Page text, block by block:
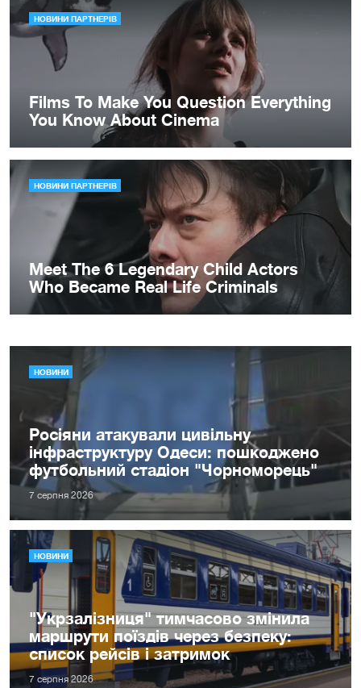
НОВИНИ
Росіяни атакували цивільну
інфраструктуру Одеси: пошкоджено
футбольний стадіон "Чорноморець"
7 серпня 2026
НОВИНИ
"Укрзалізниця" тимчасово змінила
маршрути поїздів через безпеку:
список рейсів і затримок
7 серпня 2026